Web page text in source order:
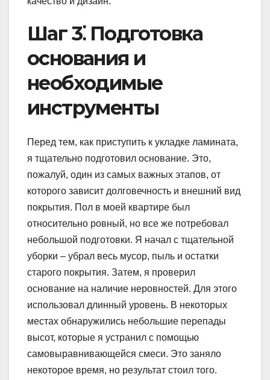
Шаг 3⁚ Подготовка
основания и
необходимые
инструменты
Перед тем, как приступить к укладке ламината,
я тщательно подготовил основание. Это,
пожалуй, один из самых важных этапов, от
которого зависит долговечность и внешний вид
покрытия. Пол в моей квартире был
относительно ровный, но все же потребовал
небольшой подготовки. Я начал с тщательной
уборки – убрал весь мусор, пыль и остатки
старого покрытия. Затем, я проверил
основание на наличие неровностей. Для этого
использовал длинный уровень. В некоторых
местах обнаружились небольшие перепады
высот, которые я устранил с помощью
самовыравнивающейся смеси. Это заняло
некоторое время, но результат стоил того.